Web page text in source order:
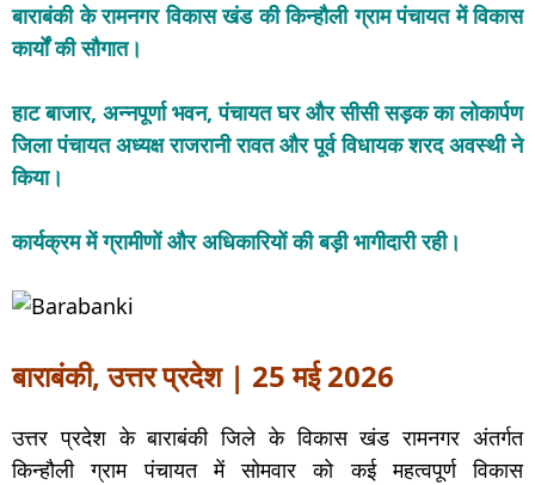
बाराबंकी के रामनगर विकास खंड की किन्हौली ग्राम पंचायत में विकास
कार्यों की सौगात।
हाट बाजार, अन्नपूर्णा भवन, पंचायत घर और सीसी सड़क का लोकार्पण
जिला पंचायत अध्यक्ष राजरानी रावत और पूर्व विधायक शरद अवस्थी ने
किया।
कार्यक्रम में ग्रामीणों और अधिकारियों की बड़ी भागीदारी रही।
बाराबंकी, उत्तर प्रदेश | 25 मई 2026
उत्तर प्रदेश के बाराबंकी जिले के विकास खंड रामनगर अंतर्गत
किन्हौली ग्राम पंचायत में सोमवार को कई महत्वपूर्ण विकास